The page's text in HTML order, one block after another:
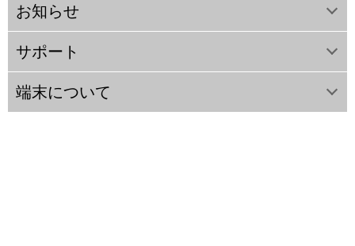
お知らせ
サポート
端末について